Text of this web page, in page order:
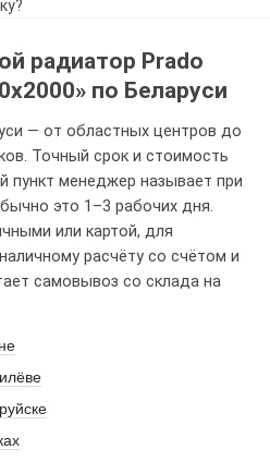
персональных данных
радиатор Prado
по Беларуси
— от областных центров до
Точный срок и стоимость
пункт менеджер называет при
это 1–3 рабочих дня.
или картой, для
расчёту со счётом и
самовывоз со склада на